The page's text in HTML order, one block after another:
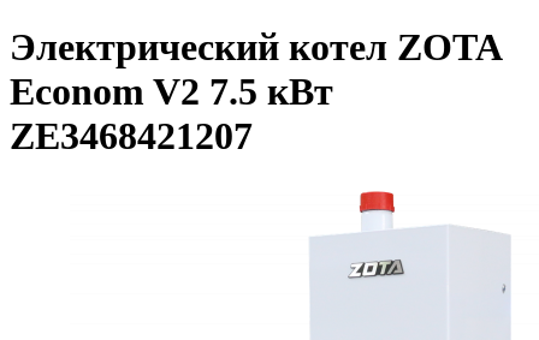
Электрический котел ZOTA
Econom V2 7.5 кВт
ZE3468421207